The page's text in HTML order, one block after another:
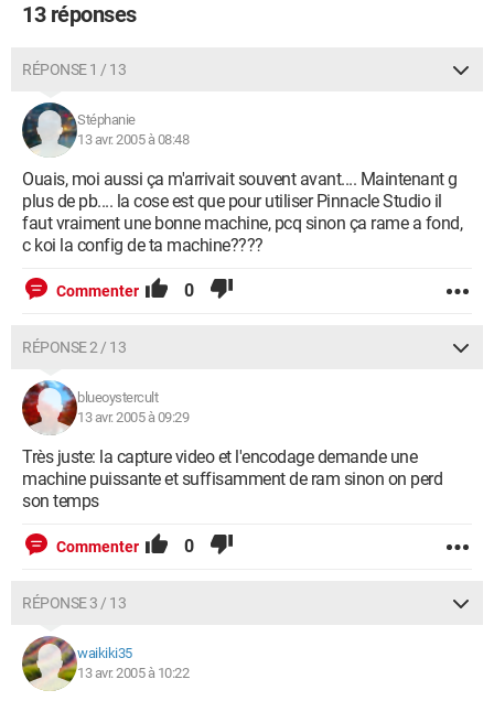
13 réponses
RÉPONSE 1 / 13
Stéphanie
13 avr. 2005 à 08:48
Ouais, moi aussi ça m'arrivait souvent avant.... Maintenant g
plus de pb.... la cose est que pour utiliser Pinnacle Studio il
faut vraiment une bonne machine, pcq sinon ça rame a fond,
c koi la config de ta machine????
Commenter 0
RÉPONSE 2 / 13
blueoystercult
13 avr. 2005 à 09:29
Très juste: la capture video et l'encodage demande une
machine puissante et suffisamment de ram sinon on perd
son temps
Commenter 0
RÉPONSE 3 / 13
waikiki35
13 avr. 2005 à 10:22